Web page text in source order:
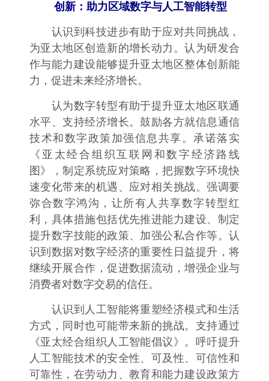
创新：助力区域数字与人工智能转型
认识到科技进步有助于应对共同挑战，
为亚太地区创造新的增长动力。认为研发合
作与能力建设能够提升亚太地区整体创新能
力，促进未来经济增长。
认为数字转型有助于提升亚太地区联通
水平、支持经济增长。鼓励各方就信息通信
技术和数字政策加强信息共享。承诺落实
《亚太经合组织互联网和数字经济路线
图》，制定系统应对策略，把握数字环境快
速变化带来的机遇、应对相关挑战。强调要
弥合数字鸿沟，让所有人共享数字转型红
利，具体措施包括优先推进能力建设、制定
提升数字技能的政策、加强公私合作等。认
识到数据对数字经济的重要性日益提升，将
继续开展合作，促进数据流动，增强企业与
消费者对数字交易的信任。
认识到人工智能将重塑经济模式和生活
方式，同时也可能带来新的挑战。支持通过
《亚太经合组织人工智能倡议》。呼吁提升
人工智能技术的安全性、可及性、可信性和
可靠性，在劳动力、教育和能力建设政策方